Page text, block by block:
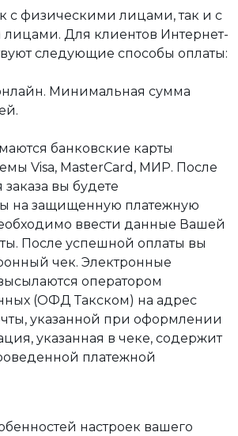
с физическими лицами, так и с
Для клиентов Интернет-
следующие способы оплаты:
Минимальная сумма
банковские карты
Visa, MasterCard, МИР. После
вы будете
на защищенную платежную
ввести данные Вашей
После успешной оплаты вы
чек. Электронные
оператором
(ОФД Такском) на адрес
указанной при оформлении
указанная в чеке, содержит
платежной
настроек вашего